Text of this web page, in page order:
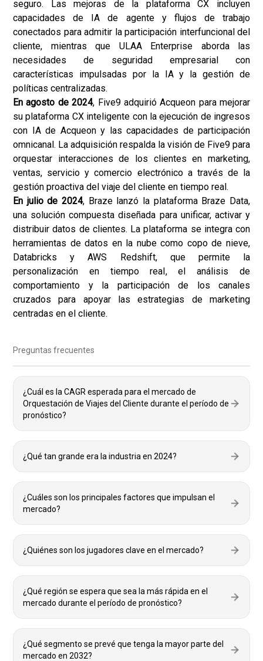
seguro. Las mejoras de la plataforma CX incluyen
capacidades de IA de agente y flujos de trabajo
conectados para admitir la participación interfuncional del
cliente, mientras que ULAA Enterprise aborda las
necesidades de seguridad empresarial con
características impulsadas por la IA y la gestión de
políticas centralizadas.
En agosto de 2024, Five9 adquirió Acqueon para mejorar
su plataforma CX inteligente con la ejecución de ingresos
con IA de Acqueon y las capacidades de participación
omnicanal. La adquisición respalda la visión de Five9 para
orquestar interacciones de los clientes en marketing,
ventas, servicio y comercio electrónico a través de la
gestión proactiva del viaje del cliente en tiempo real.
En julio de 2024, Braze lanzó la plataforma Braze Data,
una solución compuesta diseñada para unificar, activar y
distribuir datos de clientes. La plataforma se integra con
herramientas de datos en la nube como copo de nieve,
Databricks y AWS Redshift, que permite la
personalización en tiempo real, el análisis de
comportamiento y la participación de los canales
cruzados para apoyar las estrategias de marketing
centradas en el cliente.
Preguntas frecuentes
¿Cuál es la CAGR esperada para el mercado de
Orquestación de Viajes del Cliente durante el período de
pronóstico?
¿Qué tan grande era la industria en 2024?
¿Cuáles son los principales factores que impulsan el
mercado?
¿Quiénes son los jugadores clave en el mercado?
¿Qué región se espera que sea la más rápida en el
mercado durante el período de pronóstico?
¿Qué segmento se prevé que tenga la mayor parte del
mercado en 2032?